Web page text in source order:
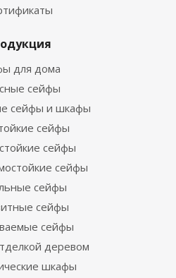
для дома
сейфы
сейфы и шкафы
сейфы
сейфы
сейфы
сейфы
сейфы
сейфы
деревом
шкафы